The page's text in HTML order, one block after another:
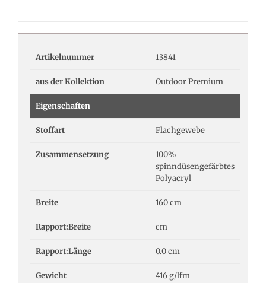
Artikelnummer 13841
aus der Kollektion Outdoor Premium
Eigenschaften
Stoffart Flachgewebe
Zusammensetzung
100%
spinndüsengefärbtes
Polyacryl
Breite 160 cm
Rapport:Breite cm
Rapport:Länge 0.0 cm
Gewicht 416 g/lfm